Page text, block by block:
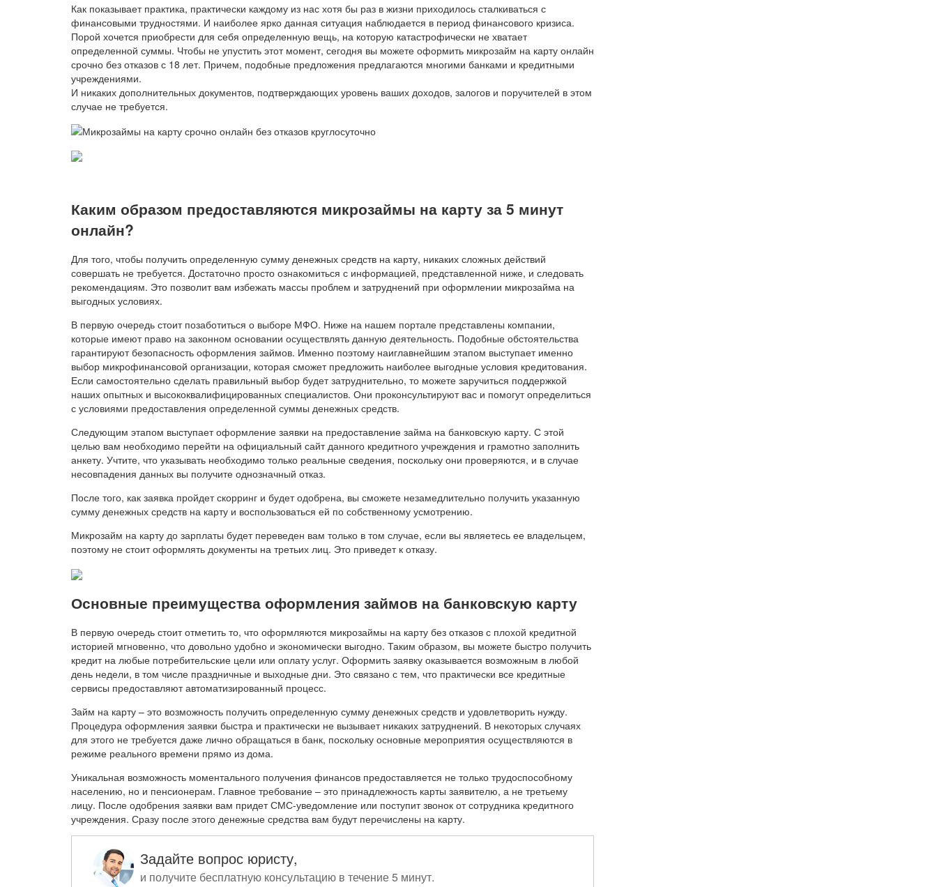
Как показывает практика, практически каждому из нас хотя бы раз в жизни приходилось сталкиваться с
финансовыми трудностями. И наиболее ярко данная ситуация наблюдается в период финансового кризиса.
Порой хочется приобрести для себя определенную вещь, на которую катастрофически не хватает
определенной суммы. Чтобы не упустить этот момент, сегодня вы можете оформить микрозайм на карту онлайн
срочно без отказов с 18 лет. Причем, подобные предложения предлагаются многими банками и кредитными
учреждениями.
И никаких дополнительных документов, подтверждающих уровень ваших доходов, залогов и поручителей в этом
случае не требуется.
Каким образом предоставляются микрозаймы на карту за 5 минут
онлайн?
Для того, чтобы получить определенную сумму денежных средств на карту, никаких сложных действий
совершать не требуется. Достаточно просто ознакомиться с информацией, представленной ниже, и следовать
рекомендациям. Это позволит вам избежать массы проблем и затруднений при оформлении микрозайма на
выгодных условиях.
В первую очередь стоит позаботиться о выборе МФО. Ниже на нашем портале представлены компании,
которые имеют право на законном основании осуществлять данную деятельность. Подобные обстоятельства
гарантируют безопасность оформления займов. Именно поэтому наиглавнейшим этапом выступает именно
выбор микрофинансовой организации, которая сможет предложить наиболее выгодные условия кредитования.
Если самостоятельно сделать правильный выбор будет затруднительно, то можете заручиться поддержкой
наших опытных и высококвалифицированных специалистов. Они проконсультируют вас и помогут определиться
с условиями предоставления определенной суммы денежных средств.
Следующим этапом выступает оформление заявки на предоставление займа на банковскую карту. С этой
целью вам необходимо перейти на официальный сайт данного кредитного учреждения и грамотно заполнить
анкету. Учтите, что указывать необходимо только реальные сведения, поскольку они проверяются, и в случае
несовпадения данных вы получите однозначный отказ.
После того, как заявка пройдет скорринг и будет одобрена, вы сможете незамедлительно получить указанную
сумму денежных средств на карту и воспользоваться ей по собственному усмотрению.
Микрозайм на карту до зарплаты будет переведен вам только в том случае, если вы являетесь ее владельцем,
поэтому не стоит оформлять документы на третьих лиц. Это приведет к отказу.
Основные преимущества оформления займов на банковскую карту
В первую очередь стоит отметить то, что оформляются микрозаймы на карту без отказов с плохой кредитной
историей мгновенно, что довольно удобно и экономически выгодно. Таким образом, вы можете быстро получить
кредит на любые потребительские цели или оплату услуг. Оформить заявку оказывается возможным в любой
день недели, в том числе праздничные и выходные дни. Это связано с тем, что практически все кредитные
сервисы предоставляют автоматизированный процесс.
Займ на карту – это возможность получить определенную сумму денежных средств и удовлетворить нужду.
Процедура оформления заявки быстра и практически не вызывает никаких затруднений. В некоторых случаях
для этого не требуется даже лично обращаться в банк, поскольку основные мероприятия осуществляются в
режиме реального времени прямо из дома.
Уникальная возможность моментального получения финансов предоставляется не только трудоспособному
населению, но и пенсионерам. Главное требование – это принадлежность карты заявителю, а не третьему
лицу. После одобрения заявки вам придет СМС-уведомление или поступит звонок от сотрудника кредитного
учреждения. Сразу после этого денежные средства вам будут перечислены на карту.